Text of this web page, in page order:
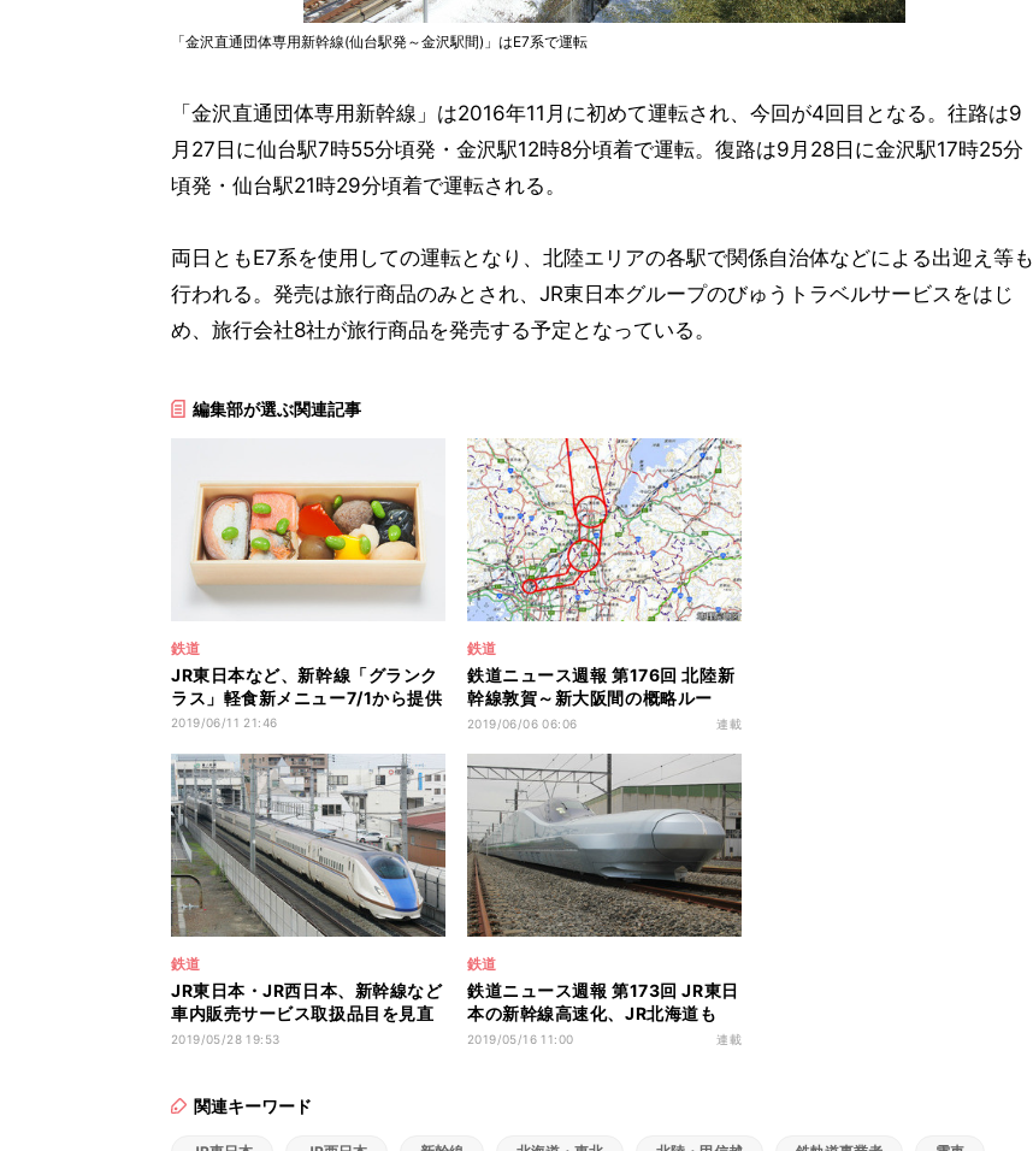
「金沢直通団体専用新幹線(仙台駅発～金沢駅間)」はE7系で運転
「金沢直通団体専用新幹線」は2016年11月に初めて運転され、今回が4回目となる。往路は9
月27日に仙台駅7時55分頃発・金沢駅12時8分頃着で運転。復路は9月28日に金沢駅17時25分
頃発・仙台駅21時29分頃着で運転される。
両日ともE7系を使用しての運転となり、北陸エリアの各駅で関係自治体などによる出迎え等も
行われる。発売は旅行商品のみとされ、JR東日本グループのびゅうトラベルサービスをはじ
め、旅行会社8社が旅行商品を発売する予定となっている。
編集部が選ぶ関連記事
鉄道
JR東日本など、新幹線「グランク
ラス」軽食新メニュー7/1から提供
2019/06/11 21:46
鉄道
鉄道ニュース週報 第176回 北陸新
幹線敦賀～新大阪間の概略ルー
ト、鉄道・運輸機構が公表
2019/06/06 06:06 連載
鉄道
JR東日本・JR西日本、新幹線など
車内販売サービス取扱品目を見直
し
2019/05/28 19:53
鉄道
鉄道ニュース週報 第173回 JR東日
本の新幹線高速化、JR北海道も
320km/h化の費用を自社負担へ
2019/05/16 11:00 連載
関連キーワード